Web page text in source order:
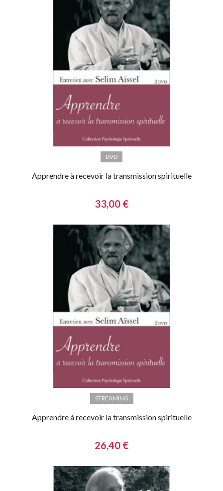
DVD
Apprendre à recevoir la transmission spirituelle
33,00 €
STREAMING
Apprendre à recevoir la transmission spirituelle
26,40 €